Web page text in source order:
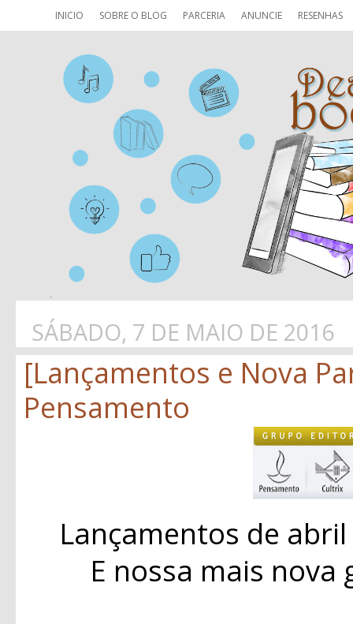
INICIO SOBRE O BLOG PARCERIA ANUNCIE RESENHAS
SÁBADO, 7 DE MAIO DE 2016
[Lançamentos e Nova
Pensamento
Lançamentos de
E nossa mais